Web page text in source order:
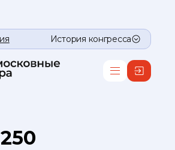
История конгресса